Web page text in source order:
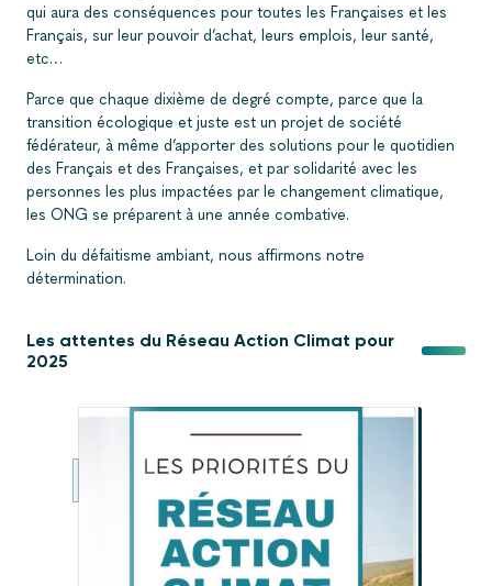
qui aura des conséquences pour toutes les Françaises et les
Français, sur leur pouvoir d’achat, leurs emplois, leur santé,
etc…
Parce que chaque dixième de degré compte, parce que la
transition écologique et juste est un projet de société
fédérateur, à même d’apporter des solutions pour le quotidien
des Français et des Françaises, et par solidarité avec les
personnes les plus impactées par le changement climatique,
les ONG se préparent à une année combative.
Loin du défaitisme ambiant, nous affirmons notre
détermination.
Les attentes du Réseau Action Climat pour
2025